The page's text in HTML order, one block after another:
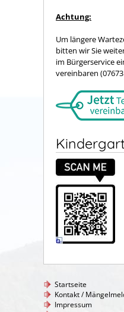
Achtung:
Um längere
bitten wir Sie
im Bürgerservice
vereinbaren
Startseite
Kontakt /
Impressum